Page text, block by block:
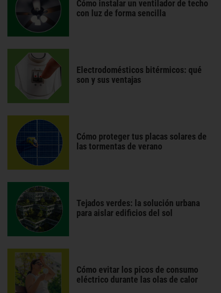
Cómo instalar un ventilador de techo
con luz de forma sencilla
Electrodomésticos bitérmicos: qué
son y sus ventajas
Cómo proteger tus placas solares de
las tormentas de verano
Tejados verdes: la solución urbana
para aislar edificios del sol
Cómo evitar los picos de consumo
eléctrico durante las olas de calor